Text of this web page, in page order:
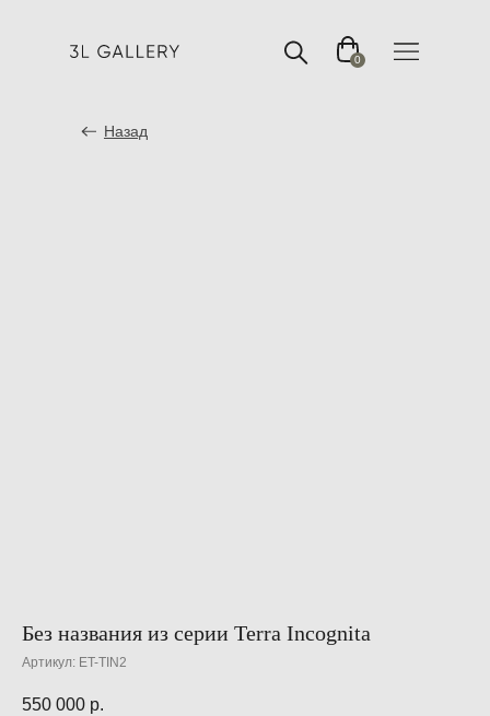
0
Назад
Без названия из серии Terra Incognita
Артикул: ET-TIN2
550 000 р.